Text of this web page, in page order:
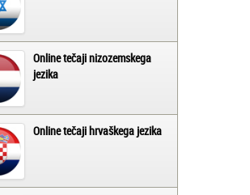
Online tečaji nizozemskega
jezika
Online tečaji hrvaškega jezika